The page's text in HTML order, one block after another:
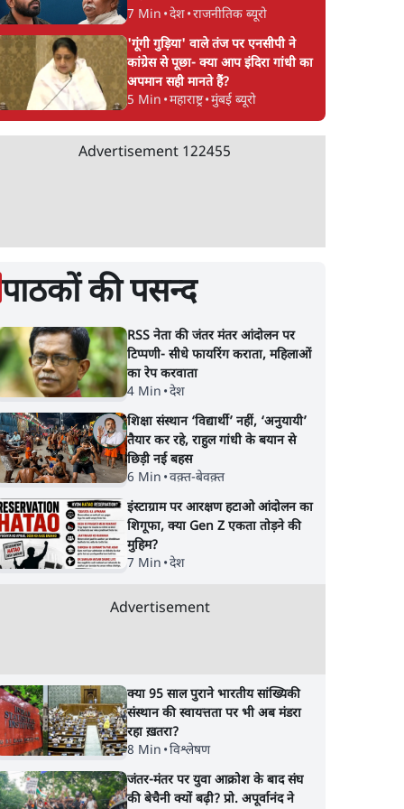
7 Min •देश•राजनीतिक ब्यूरो
'गूंगी गुड़िया' वाले तंज पर एनसीपी ने
कांग्रेस से पूछा- क्या आप इंदिरा गांधी का
अपमान सही मानते हैं?
5 Min •महाराष्ट्र•मुंबई ब्यूरो
Advertisement 122455
पाठकों की पसन्द
RSS नेता की जंतर मंतर आंदोलन पर
टिप्पणी- सीधे फायरिंग कराता, महिलाओं
का रेप करवाता
4 Min •देश
शिक्षा संस्थान ‘विद्यार्थी’ नहीं, ‘अनुयायी’
तैयार कर रहे, राहुल गांधी के बयान से
छिड़ी नई बहस
6 Min •वक़्त-बेवक़्त
इंस्टाग्राम पर आरक्षण हटाओ आंदोलन का
शिगूफा, क्या Gen Z एकता तोड़ने की
मुहिम?
7 Min •देश
Advertisement
क्या 95 साल पुराने भारतीय सांख्यिकी
संस्थान की स्वायत्तता पर भी अब मंडरा
रहा ख़तरा?
8 Min •विश्लेषण
जंतर-मंतर पर युवा आक्रोश के बाद संघ
की बेचैनी क्यों बढ़ी? प्रो. अपूर्वानंद ने